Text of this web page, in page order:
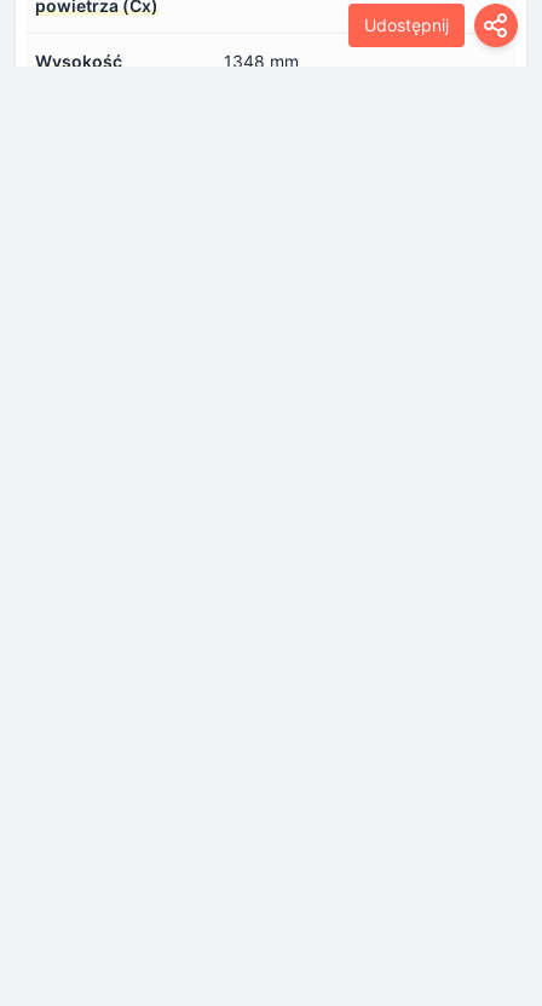
Udostępnij
powietrza (Cx)
Wysokość 1348 mm